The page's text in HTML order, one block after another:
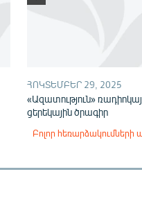
ՀՈԿՏԵՄԲԵՐ 29, 2025
«Ազատություն»
ցերեկային ծրագիր
Բոլոր հեռարձակումների